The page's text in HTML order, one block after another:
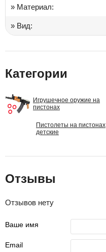
» Материал:
» Вид:
Категории
Игрушечное оружие на
пистонах
Пистолеты на пистонах
детские
Отзывы
Отзывов нету
Ваше имя
Email